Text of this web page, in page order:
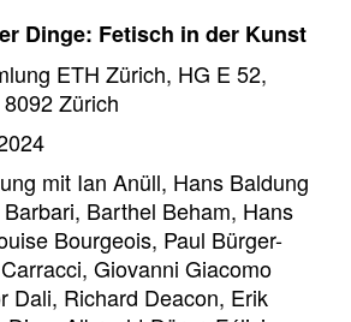
Dinge: Fetisch in der Kunst
ETH Zürich, HG E 52,
Zürich
mit Ian Anüll, Hans Baldung
Barthel Beham, Hans
Bourgeois, Paul Bürger-
Giovanni Giacomo
Dali, Richard Deacon, Erik